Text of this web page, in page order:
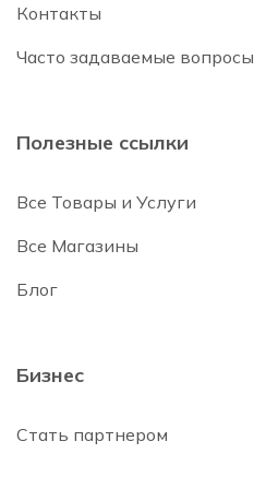
Контакты
Часто задаваемые вопросы
Полезные ссылки
Все Товары и Услуги
Все Магазины
Блог
Бизнес
Стать партнером